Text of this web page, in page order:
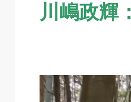
川嶋政輝：